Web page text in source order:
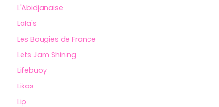
L'Abidjanaise
Lala's
Les Bougies de France
Lets Jam Shining
Lifebuoy
Likas
Lip